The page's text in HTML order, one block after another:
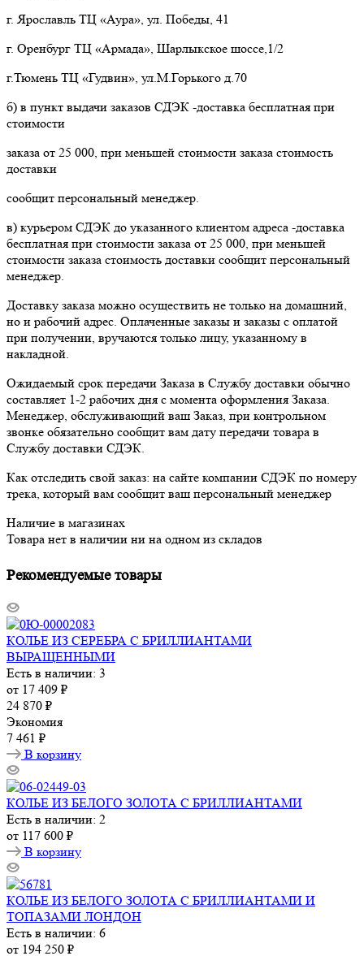
г. Ярославль ТЦ «Аура», ул. Победы, 41
г. Оренбург ТЦ «Армада», Шарлыкское шоссе,1/2
г.Тюмень ТЦ «Гудвин», ул.М.Горького д.70
б) в пункт выдачи заказов СДЭК -доставка бесплатная при
стоимости
заказа от 25 000, при меньшей стоимости заказа стоимость
доставки
сообщит персональный менеджер.
в) курьером СДЭК до указанного клиентом адреса -доставка
бесплатная при стоимости заказа от 25 000, при меньшей
стоимости заказа стоимость доставки сообщит персональный
менеджер.
Доставку заказа можно осуществить не только на домашний,
но и рабочий адрес. Оплаченные заказы и заказы с оплатой
при получении, вручаются только лицу, указанному в
накладной.
Ожидаемый срок передачи Заказа в Службу доставки обычно
составляет 1-2 рабочих дня с момента оформления Заказа.
Менеджер, обслуживающий ваш Заказ, при контрольном
звонке обязательно сообщит вам дату передачи товара в
Службу доставки СДЭК.
Как отследить свой заказ: на сайте компании СДЭК по номеру
трека, который вам сообщит ваш персональный менеджер
Наличие в магазинах
Товара нет в наличии ни на одном из складов
Рекомендуемые товары
КОЛЬЕ ИЗ СЕРЕБРА С БРИЛЛИАНТАМИ
ВЫРАЩЕННЫМИ
Есть в наличии: 3
от 17 409 ₽
24 870 ₽
Экономия
7 461 ₽
В корзину
КОЛЬЕ ИЗ БЕЛОГО ЗОЛОТА С БРИЛЛИАНТАМИ
Есть в наличии: 2
от 117 600 ₽
В корзину
КОЛЬЕ ИЗ БЕЛОГО ЗОЛОТА С БРИЛЛИАНТАМИ И
ТОПАЗАМИ ЛОНДОН
Есть в наличии: 6
от 194 250 ₽